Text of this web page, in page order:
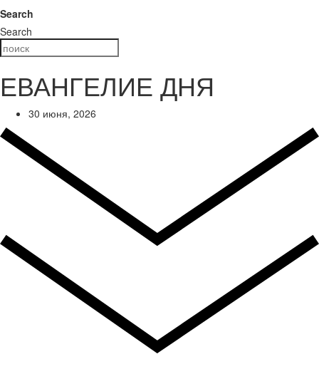
Search
Search
ЕВАНГЕЛИЕ ДНЯ
30 июня, 2026